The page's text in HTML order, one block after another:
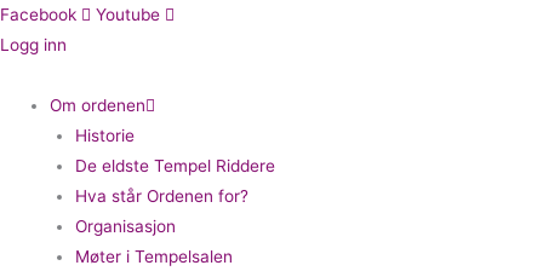
Hopp
rett
innholdet
Facebook
Youtube
Logg inn
Om ordenen
Historie
De eldste Tempel Riddere
Hva står Ordenen for?
Organisasjon
Møter i Tempelsalen